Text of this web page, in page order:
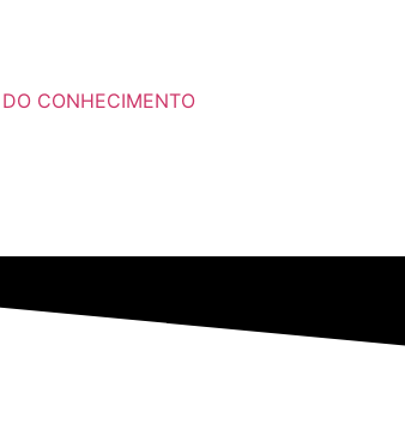
CONHECIMENTO